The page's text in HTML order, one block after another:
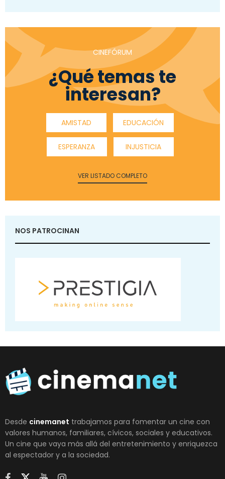
CINEFÓRUM
¿Qué temas te
interesan?
AMISTAD EDUCACIÓN
ESPERANZA INJUSTICIA
VER LISTADO COMPLETO
NOS PATROCINAN
Desde cinemanet trabajamos para fomentar un cine con
valores humanos, familiares, cívicos, sociales y educativos.
Un cine que vaya más allá del entretenimiento y enriquezca
al espectador y a la sociedad.